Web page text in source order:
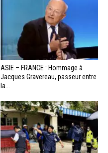
ASIE – FRANCE : Hommage à
Jacques Gravereau, passeur entre
la...